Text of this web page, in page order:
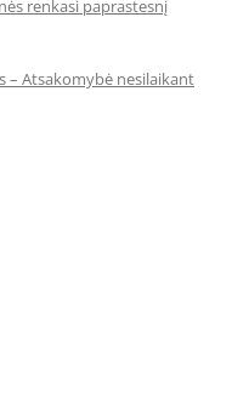
renkasi paprastesnį
– Atsakomybė nesilaikant